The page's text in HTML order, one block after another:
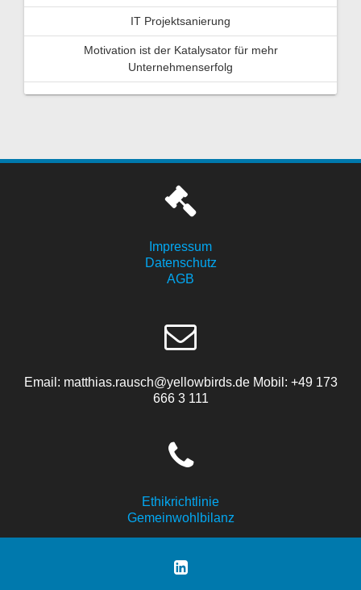
IT Projektsanierung
Motivation ist der Katalysator für mehr
Unternehmenserfolg
Impressum
Datenschutz
AGB
Email: matthias.rausch@yellowbirds.de Mobil: +49 173
666 3 111
Ethikrichtlinie
Gemeinwohlbilanz